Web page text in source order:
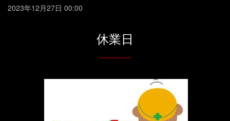
2023年12月27日 00:00
休業日